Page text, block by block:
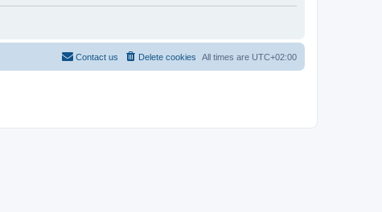
All times are UTC+02:00
Delete cookies
Contact us